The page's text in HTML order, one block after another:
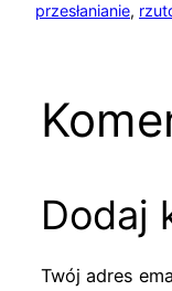
przesłanianie,
Dodaj
Twój adres